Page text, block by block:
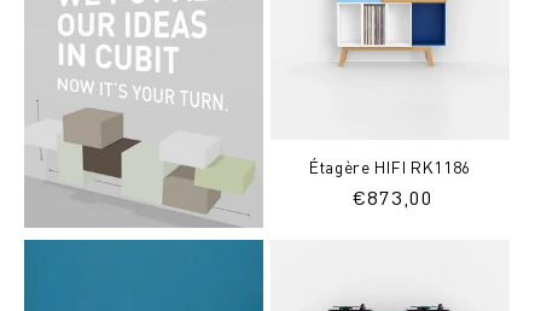
Étagère HIFI RK1186
Prix
€873,00